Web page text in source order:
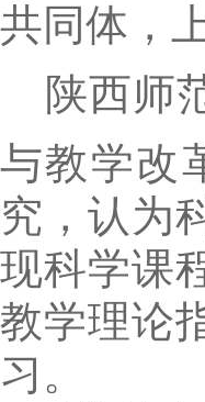
共同体，
陕西师
与教学改
究，认为
现科学课
教学理论
习。